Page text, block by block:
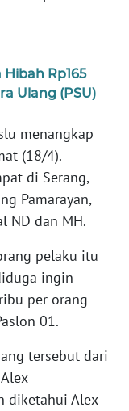
Rp165
Ulang (PSU)
menangkap
(18/4).
di Serang,
Pamarayan,
ND dan MH.
pelaku itu
ingin
per orang
01.
tersebut dari
diketahui Alex